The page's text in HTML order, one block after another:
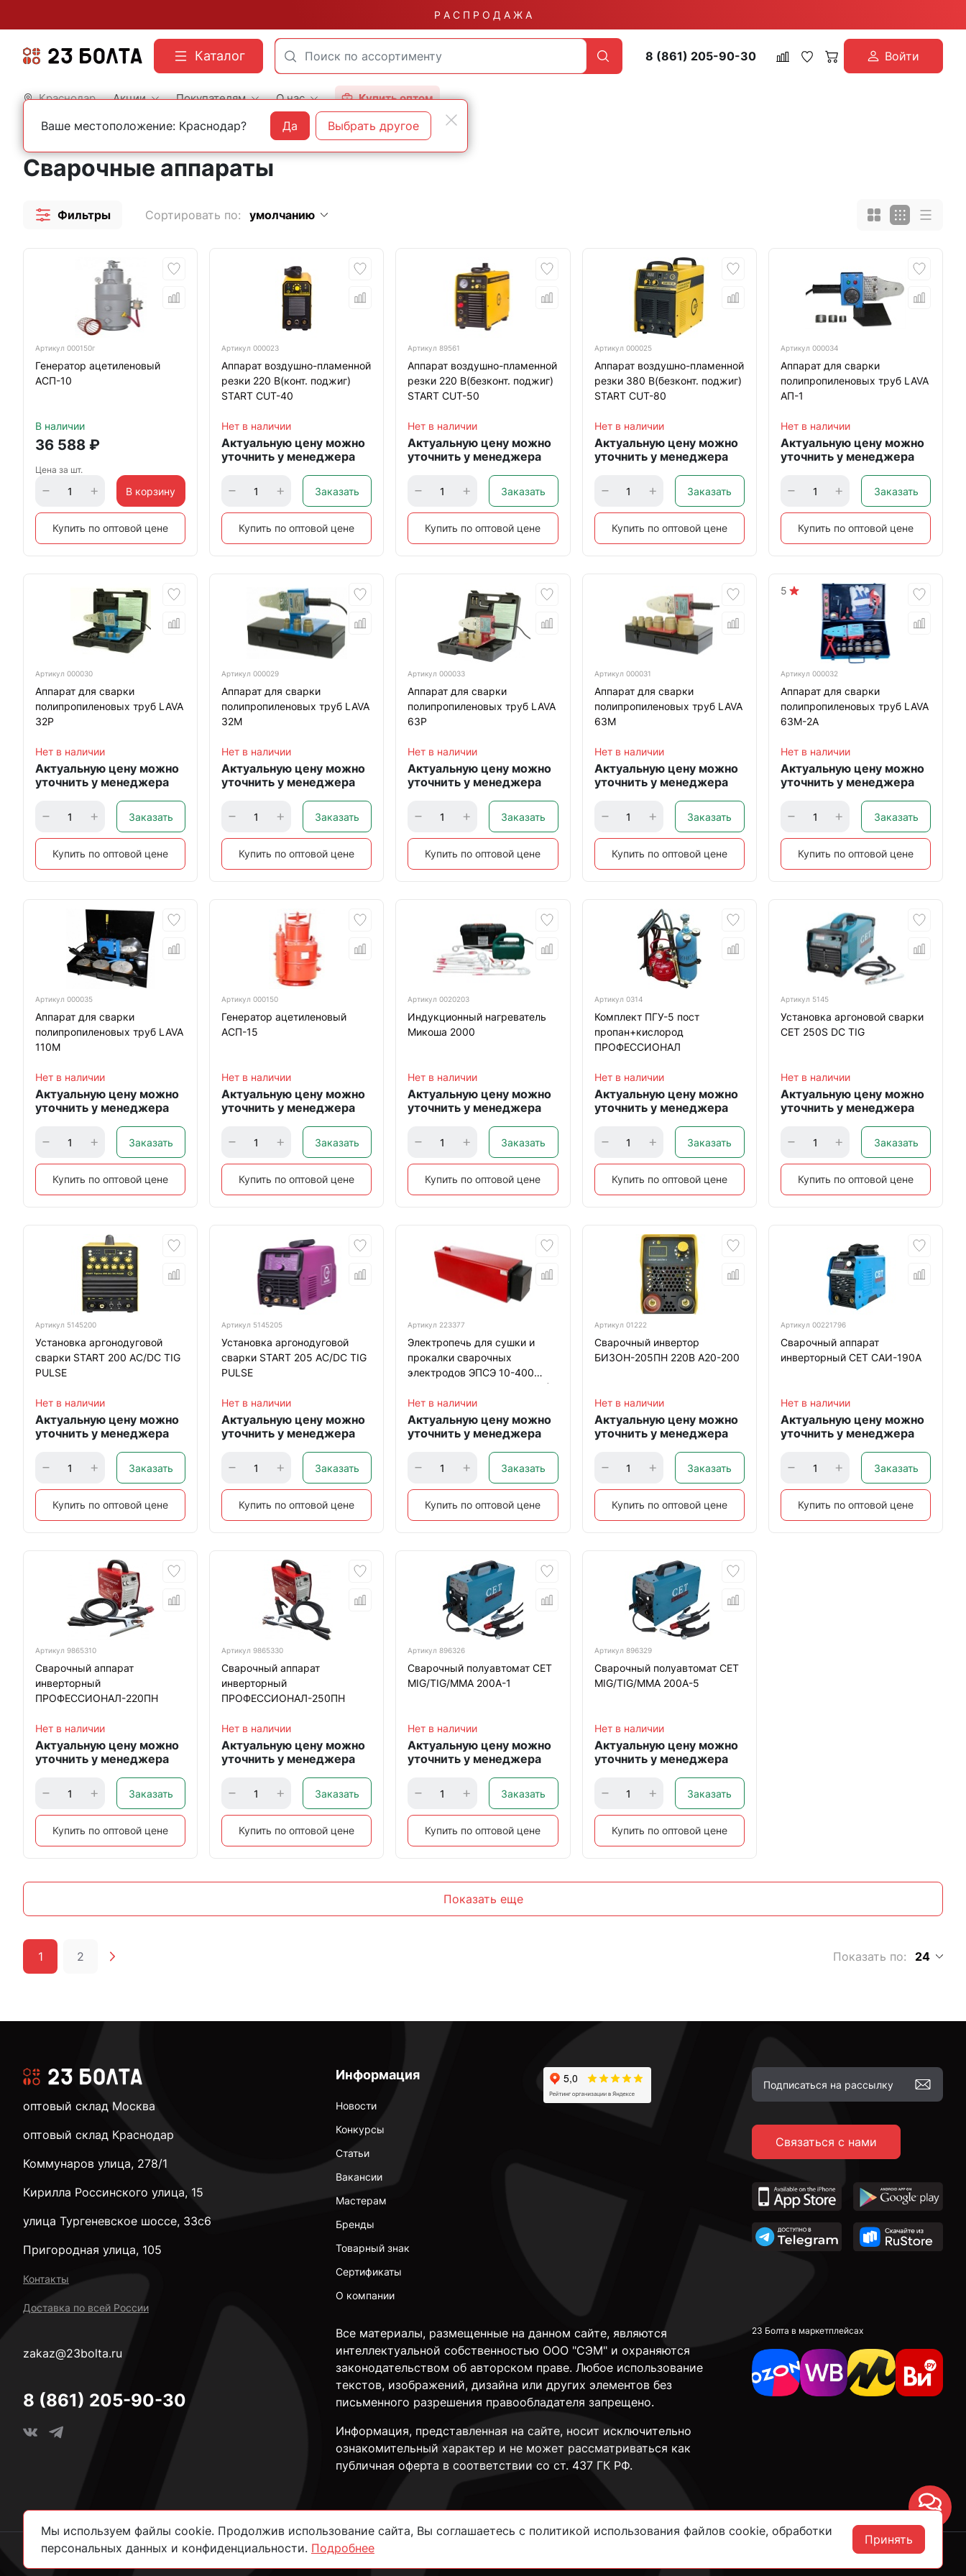
Р А С П Р О Д А Ж А
Каталог 8 (861) 205-90-30 Войти
Краснодар Акции Покупателям О нас Купить оптом
Главная Сварочные материалы Сварочные аппараты
Сварочные аппараты
Фильтры Сортировать по: умолчанию
Артикул 000150г
Генератор ацетиленовый
АСП-10
В наличии
36 588 ₽
Цена за шт.
В корзину
Купить по оптовой цене
Артикул000023
Аппарат воздушно-пламенной
резки 220 В(конт. поджиг)
START CUT-40
Нет в наличии
Актуальную цену можно
уточнить у менеджера
Заказать
Купить по оптовой цене
Артикул89561
Аппарат воздушно-пламенной
резки 220 В(безконт. поджиг)
START CUT-50
Нет в наличии
Актуальную цену можно
уточнить у менеджера
Заказать
Купить по оптовой цене
Артикул 000025
Аппарат воздушно-пламенной
резки 380 В(безконт. поджиг)
START CUT-80
Нет в наличии
Актуальную цену можно
уточнить у менеджера
Заказать
Купить по оптовой цене
Артикул 000034
Аппарат для сварки
полипропиленовых труб LAVA
АП-1
Нет в наличии
Актуальную цену можно
уточнить у менеджера
Заказать
Купить по оптовой цене
Артикул 000030
Аппарат для сварки
полипропиленовых труб LAVA
32Р
Нет в наличии
Актуальную цену можно
уточнить у менеджера
Заказать
Купить по оптовой цене
Артикул000029
Аппарат для сварки
полипропиленовых труб LAVA
32М
Нет в наличии
Актуальную цену можно
уточнить у менеджера
Заказать
Купить по оптовой цене
Артикул000033
Аппарат для сварки
полипропиленовых труб LAVA
63Р
Нет в наличии
Актуальную цену можно
уточнить у менеджера
Заказать
Купить по оптовой цене
Артикул 000031
Аппарат для сварки
полипропиленовых труб LAVA
63М
Нет в наличии
Актуальную цену можно
уточнить у менеджера
Заказать
Купить по оптовой цене
5
Артикул 000032
Аппарат для сварки
полипропиленовых труб LAVA
63М-2А
Нет в наличии
Актуальную цену можно
уточнить у менеджера
Заказать
Купить по оптовой цене
Артикул 000035
Аппарат для сварки
полипропиленовых труб LAVA
110М
Нет в наличии
Актуальную цену можно
уточнить у менеджера
Заказать
Купить по оптовой цене
Артикул000150
Генератор ацетиленовый
АСП-15
Нет в наличии
Актуальную цену можно
уточнить у менеджера
Заказать
Купить по оптовой цене
Артикул0020203
Индукционный нагреватель
Микоша 2000
Нет в наличии
Актуальную цену можно
уточнить у менеджера
Заказать
Купить по оптовой цене
Артикул 0314
Комплект ПГУ-5 пост
пропан+кислород
ПРОФЕССИОНАЛ
Нет в наличии
Актуальную цену можно
уточнить у менеджера
Заказать
Купить по оптовой цене
Артикул 5145
Установка аргоновой сварки
CET 250S DC TIG
Нет в наличии
Актуальную цену можно
уточнить у менеджера
Заказать
Купить по оптовой цене
Артикул 5145200
Установка аргонодуговой
сварки START 200 AC/DC TIG
PULSE
Нет в наличии
Актуальную цену можно
уточнить у менеджера
Заказать
Купить по оптовой цене
Артикул 5145205
Установка аргонодуговой
сварки START 205 AC/DC TIG
PULSE
Нет в наличии
Актуальную цену можно
уточнить у менеджера
Заказать
Купить по оптовой цене
Артикул 223377
Электропечь для сушки и
прокалки сварочных
электродов ЭПСЭ 10-400
НОВЭЛ (загрузка 10кг, 220В)
Нет в наличии
Актуальную цену можно
уточнить у менеджера
Заказать
Купить по оптовой цене
Артикул 01222
Сварочный инвертор
БИЗОН-205ПН 220В А20-200
Нет в наличии
Актуальную цену можно
уточнить у менеджера
Заказать
Купить по оптовой цене
Артикул 00221796
Сварочный аппарат
инверторный CЕТ САИ-190А
Нет в наличии
Актуальную цену можно
уточнить у менеджера
Заказать
Купить по оптовой цене
Артикул 9865310
Сварочный аппарат
инверторный
ПРОФЕССИОНАЛ-220ПН
Нет в наличии
Актуальную цену можно
уточнить у менеджера
Заказать
Купить по оптовой цене
Артикул9865330
Сварочный аппарат
инверторный
ПРОФЕССИОНАЛ-250ПН
Нет в наличии
Актуальную цену можно
уточнить у менеджера
Заказать
Купить по оптовой цене
Артикул896326
Сварочный полуавтомат CET
MIG/TIG/MMA 200A-1
Нет в наличии
Актуальную цену можно
уточнить у менеджера
Заказать
Купить по оптовой цене
Артикул 896329
Сварочный полуавтомат CET
MIG/TIG/MMA 200A-5
Нет в наличии
Актуальную цену можно
уточнить у менеджера
Заказать
Купить по оптовой цене
Показать еще
1 2 Показать по: 24
Информация
Новости
Конкурсы
Статьи
Вакансии
Мастерам
Бренды
Товарный знак
Сертификаты
О компании
Связаться с нами
Все материалы, размещенные на данном сайте, являются
интеллектуальной собственностью ООО "СЭМ" и охраняются
законодательством об авторском праве. Любое использование
текстов, изображений, дизайна или других элементов без
письменного разрешения правообладателя запрещено.
Информация, представленная на сайте, носит исключительно
ознакомительный характер и не может рассматриваться как
публичная оферта в соответствии со ст. 437 ГК РФ.
23 Болта в маркетплейсах
оптовый склад Москва
оптовый склад Краснодар
Коммунаров улица, 278/1
Кирилла Россинского улица, 15
улица Тургеневское шоссе, 33с6
Пригородная улица, 105
Контакты
Доставка по всей России
zakaz@23bolta.ru
8 (861) 205-90-30
Мы используем файлы cookie. Продолжив использование сайта, Вы соглашаетесь с политикой использования файлов cookie, обработки
персональных данных и конфиденциальности. Подробнее
Принять
Ваше местоположение: Краснодар? Да Выбрать другое